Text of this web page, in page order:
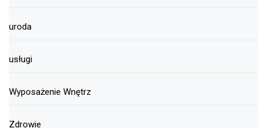
uroda
usługi
Wyposażenie Wnętrz
Zdrowie